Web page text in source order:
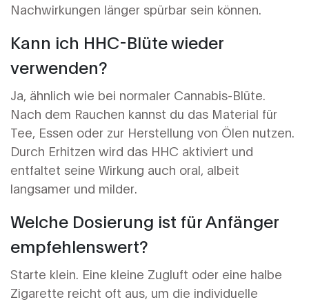
Nachwirkungen länger spürbar sein können.
Kann ich HHC-Blüte wieder
verwenden?
Ja, ähnlich wie bei normaler Cannabis-Blüte.
Nach dem Rauchen kannst du das Material für
Tee, Essen oder zur Herstellung von Ölen nutzen.
Durch Erhitzen wird das HHC aktiviert und
entfaltet seine Wirkung auch oral, albeit
langsamer und milder.
Welche Dosierung ist für Anfänger
empfehlenswert?
Starte klein. Eine kleine Zugluft oder eine halbe
Zigarette reicht oft aus, um die individuelle